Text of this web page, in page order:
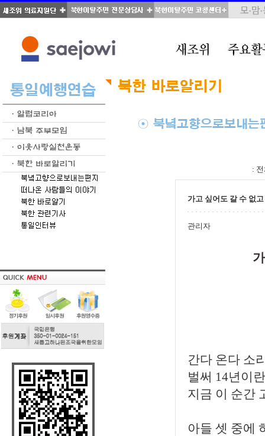
:
가고 싶어도 갈 수 없
관리자
간다 온다 소
벌써 14년이
지금 이 순간
아들 셋 중에